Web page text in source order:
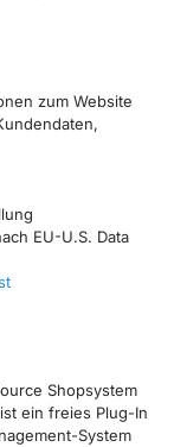
zum Website
EU-U.S. Data
Shopsystem
ein freies Plug-In
System